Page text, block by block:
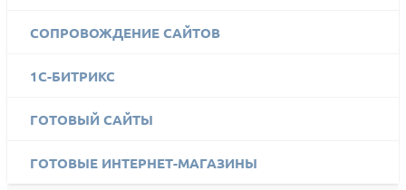
СОПРОВОЖДЕНИЕ САЙТОВ
1C-БИТРИКС
ГОТОВЫЙ САЙТЫ
ГОТОВЫЕ ИНТЕРНЕТ-МАГАЗИНЫ